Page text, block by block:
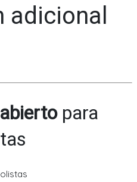
adicional
abiertopara